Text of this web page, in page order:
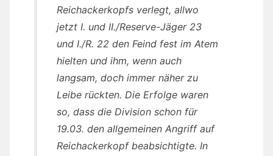
Reichackerkopfs verlegt, allwo
jetzt I. und II./Reserve-Jäger 23
und I./R. 22 den Feind fest im Atem
hielten und ihm, wenn auch
langsam, doch immer näher zu
Leibe rückten. Die Erfolge waren
so, dass die Division schon für
19.03. den allgemeinen Angriff auf
Reichackerkopf beabsichtigte. In